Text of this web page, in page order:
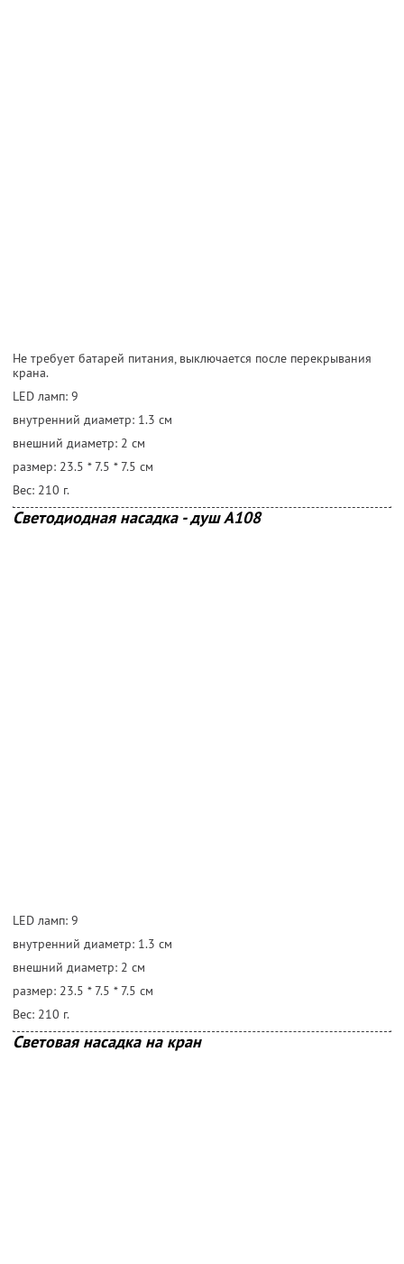
Не требует батарей питания, выключается после перекрывания
крана.
LED ламп: 9
внутренний диаметр: 1.3 cм
внешний диаметр: 2 cм
размер: 23.5 * 7.5 * 7.5 cм
Вес: 210 г.
Светодиодная насадка - душ А108
LED ламп: 9
внутренний диаметр: 1.3 cм
внешний диаметр: 2 cм
размер: 23.5 * 7.5 * 7.5 cм
Вес: 210 г.
Световая насадка на кран